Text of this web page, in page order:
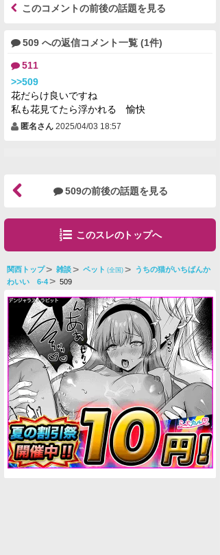
このコメントの前後の話題を見る
509 への返信コメント一覧 (1件)
511
>>509
花だらけ良いですね
私も花見てたら浮かれる 愉快
匿名さん 2025/04/03 18:57
509の前後の話題を見る
このスレのトップへ
関西トップ 雑談 ペット (全国) うちの猫がいちばんか
わいい 6-4 509